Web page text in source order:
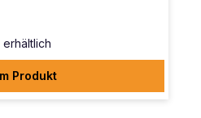
Produkt